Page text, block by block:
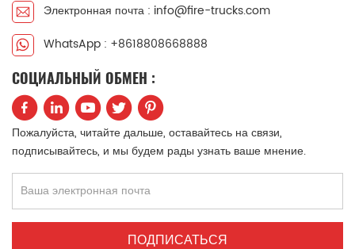
Электронная почта : info@fire-trucks.com
WhatsApp : +8618808668888
СОЦИАЛЬНЫЙ ОБМЕН :
Пожалуйста, читайте дальше, оставайтесь на связи,
подписывайтесь, и мы будем рады узнать ваше мнение.